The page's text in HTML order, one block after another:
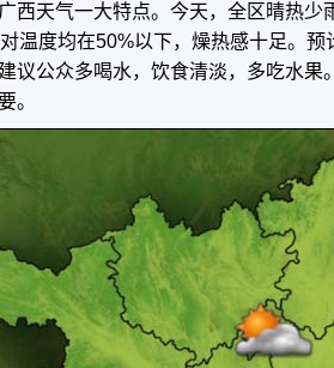
西天气一大特点。今天，全区晴热少
温度均在50%以下，燥热感十足。预
议公众多喝水，饮食清淡，多吃水果
。